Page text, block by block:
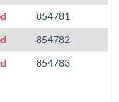
854781
854782
854783